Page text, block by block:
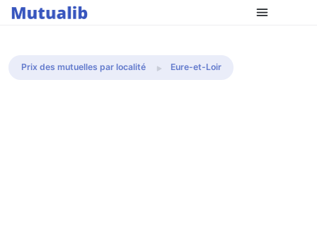
Comparer les mutuelles
Prix des mutuelles par localité Eure-et-Loir